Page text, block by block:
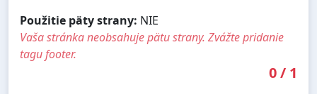
Použitie päty strany: NIE
Vaša stránka neobsahuje pätu strany. Zvážte pridanie
tagu footer.
0/ 1